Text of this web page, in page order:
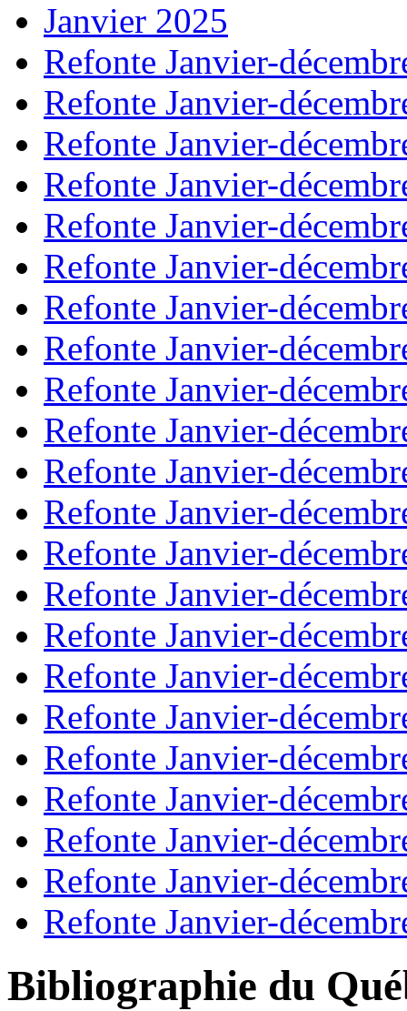
Janvier 2025
Refonte Janvier-
Refonte Janvier-
Refonte Janvier-
Refonte Janvier-
Refonte Janvier-
Refonte Janvier-
Refonte Janvier-
Refonte Janvier-
Refonte Janvier-
Refonte Janvier-
Refonte Janvier-
Refonte Janvier-
Refonte Janvier-
Refonte Janvier-
Refonte Janvier-
Refonte Janvier-
Refonte Janvier-
Refonte Janvier-
Refonte Janvier-
Refonte Janvier-
Refonte Janvier-
Refonte Janvier-
Bibliographie du